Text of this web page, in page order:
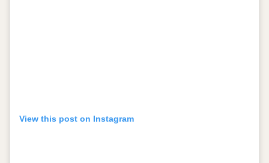
View this post on Instagram